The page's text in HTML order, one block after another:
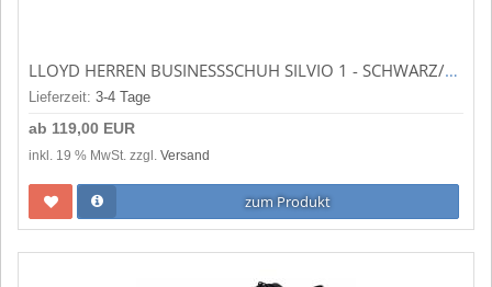
LLOYD HERREN BUSINESSSCHUH SILVIO 1 - SCHWARZ/ROT (SCHWARZ) 2065711
Lieferzeit: 3-4 Tage
ab 119,00 EUR
inkl. 19 % MwSt. zzgl. Versand
zum Produkt